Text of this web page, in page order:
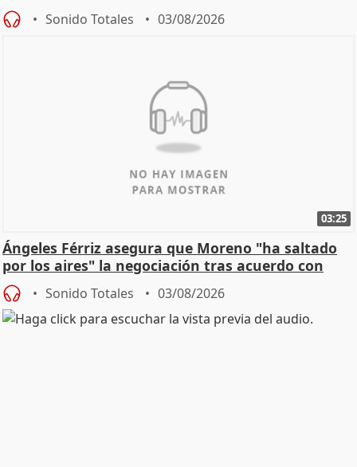
de Calor
Sonido Totales 03/08/2026
03:25
Ángeles Férriz asegura que Moreno "ha saltado
por los aires" la negociación tras acuerdo con
SMA
Sonido Totales 03/08/2026